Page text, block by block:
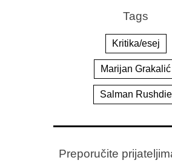
Tags
Kritika/esej
Marijan Grakalić
Salman Rushdie
Preporučite